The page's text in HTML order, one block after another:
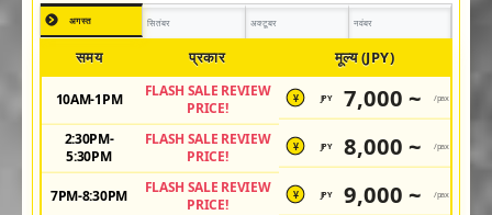
अगस्त सितंबर अक्टूबर नवंबर
समय प्रकार मूल्य (JPY)
10AM-1PM
FLASH SALE REVIEW
PRICE!
¥ JPY 7,000 ~ /pax
2:30PM-
5:30PM
FLASH SALE REVIEW
PRICE!
¥ JPY 8,000 ~ /pax
7PM-8:30PM
FLASH SALE REVIEW
PRICE!
¥ JPY 9,000 ~ /pax